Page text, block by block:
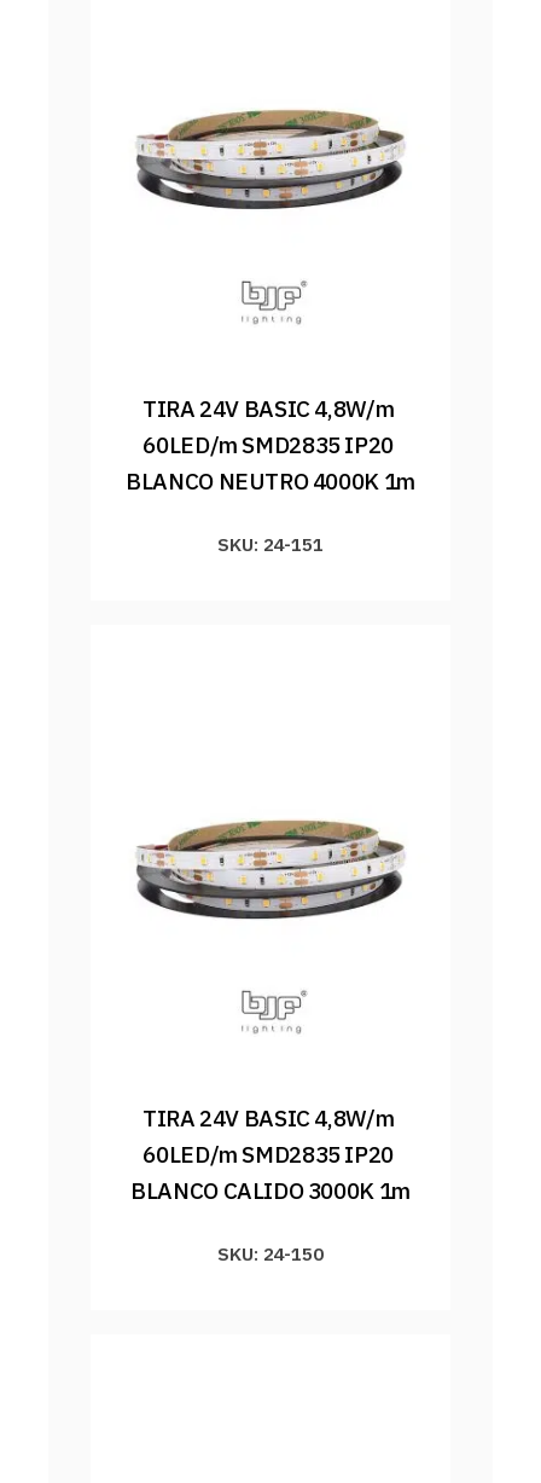
TIRA 24V BASIC 4,8W/m
60LED/m SMD2835 IP20
BLANCO NEUTRO 4000K 1m
SKU: 24-151
TIRA 24V BASIC 4,8W/m
60LED/m SMD2835 IP20
BLANCO CALIDO 3000K 1m
SKU: 24-150